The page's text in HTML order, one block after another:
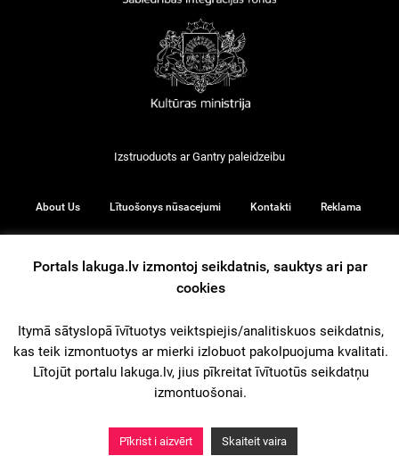
Izstruoduots arGantry paleidzeibu
About Us Lītuošonys nūsacejumi Kontakti Reklama
© 2026
iz augšu
Portals lakuga.lv izmontoj seikdatnis, sauktys ari par
cookies
Itymā sātyslopā īvītuotys veiktspiejis/analitiskuos seikdatnis,
kas teik izmontuotys ar mierki izlobuot pakolpuojuma kvalitati.
Lītojūt portalu lakuga.lv, jius pīkreitat īvītuotūs seikdatņu
izmontuošonai.
Pīkrist i aizvērt Skaiteit vaira